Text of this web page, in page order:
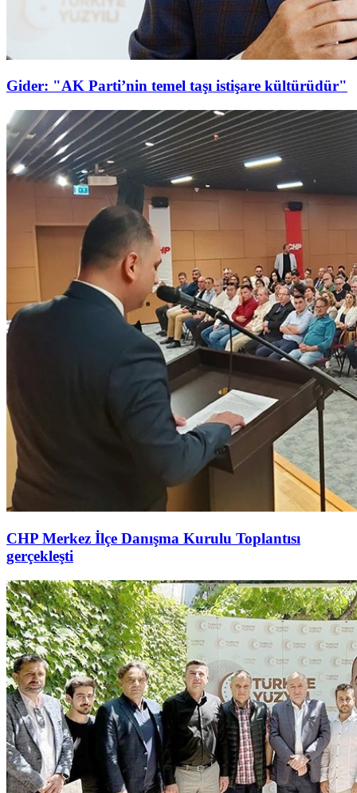
Gider: "AK Parti’nin temel taşı istişare kültürüdür"
CHP Merkez İlçe Danışma Kurulu Toplantısı
gerçekleşti